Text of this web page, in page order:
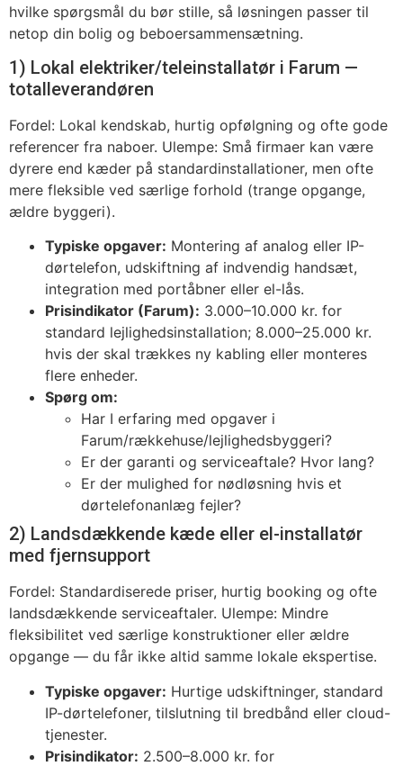
hvilke spørgsmål du bør stille, så løsningen passer til
netop din bolig og beboersammensætning.
1) Lokal elektriker/teleinstallatør i Farum —
totalleverandøren
Fordel: Lokal kendskab, hurtig opfølgning og ofte gode
referencer fra naboer. Ulempe: Små firmaer kan være
dyrere end kæder på standardinstallationer, men ofte
mere fleksible ved særlige forhold (trange opgange,
ældre byggeri).
Typiske opgaver: Montering af analog eller IP-
dørtelefon, udskiftning af indvendig handsæt,
integration med portåbner eller el-lås.
Prisindikator (Farum): 3.000–10.000 kr. for
standard lejlighedsinstallation; 8.000–25.000 kr.
hvis der skal trækkes ny kabling eller monteres
flere enheder.
Spørg om:
Har I erfaring med opgaver i
Farum/rækkehuse/lejlighedsbyggeri?
Er der garanti og serviceaftale? Hvor lang?
Er der mulighed for nødløsning hvis et
dørtelefonanlæg fejler?
2) Landsdækkende kæde eller el-installatør
med fjernsupport
Fordel: Standardiserede priser, hurtig booking og ofte
landsdækkende serviceaftaler. Ulempe: Mindre
fleksibilitet ved særlige konstruktioner eller ældre
opgange — du får ikke altid samme lokale ekspertise.
Typiske opgaver: Hurtige udskiftninger, standard
IP-dørtelefoner, tilslutning til bredbånd eller cloud-
tjenester.
Prisindikator: 2.500–8.000 kr. for